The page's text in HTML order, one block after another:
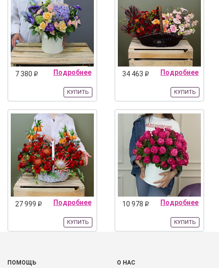
7 380 q Подробнее
КУПИТЬ
34 463 q Подробнее
КУПИТЬ
27 999 q Подробнее
КУПИТЬ
10 978 q Подробнее
КУПИТЬ
ПОМОЩЬ О НАС